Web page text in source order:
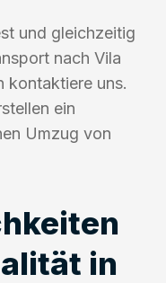
und gleichzeitig
nach Vila
kontaktiere uns.
ein
Umzug von
in